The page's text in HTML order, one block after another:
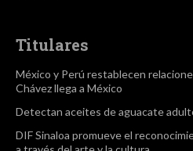
Titulares
México y Perú restablecen
Chávez llega a México
Detectan aceites de aguacate
DIF Sinaloa promueve el